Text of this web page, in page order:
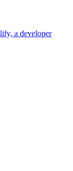
a developer